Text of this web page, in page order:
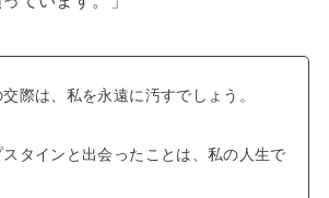
際は、私を永遠に汚すでしょう。
タインと出会ったことは、私の人生で